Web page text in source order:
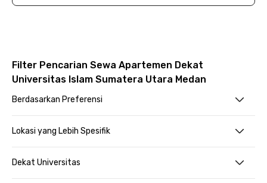
Filter Pencarian Sewa Apartemen Dekat
Universitas Islam Sumatera Utara Medan
Berdasarkan Preferensi
Lokasi yang Lebih Spesifik
Dekat Universitas